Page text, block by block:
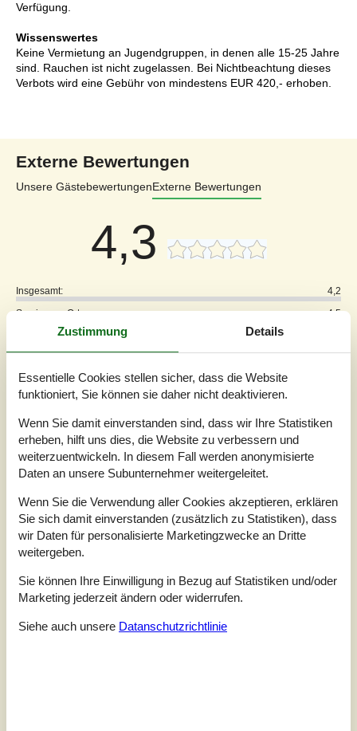
Verfügung.
Wissenswertes
Keine Vermietung an Jugendgruppen, in denen alle 15-25 Jahre
sind. Rauchen ist nicht zugelassen. Bei Nichtbeachtung dieses
Verbots wird eine Gebühr von mindestens EUR 420,- erhoben.
Externe Bewertungen
Unsere GästebewertungenExterne Bewertungen
4,3
Insgesamt:
4,2
Service vor Ort:
4,5
Preis-Leistung:
33 externe Bewertungen
5,0
Insgesamt: 5 Service vor Ort: 5 Preis-Leistung:
Lage:
5
Das Haus befindet sich in einer sehr schönen und ruhigen
Lage. Die Veranda ist sehr groß und durch ein kleines Türchen
zu schließen. Perfekt, wenn man einen Hund oder kleine Kinder
bei hat. Sonnenliegen und ein Tisch zum Verweilen stehen
bereit. Man kann dort wunderbar den Sonnenuntergang
Insgesamt: 3 Service vor Ort: 4
Zustimmung Details
Essentielle Cookies stellen sicher, dass die Website
funktioniert, Sie können sie daher nicht deaktivieren.
Wenn Sie damit einverstanden sind, dass wir Ihre Statistiken
erheben, hilft uns dies, die Website zu verbessern und
weiterzuentwickeln. In diesem Fall werden anonymisierte
Daten an unsere Subunternehmer weitergeleitet.
Wenn Sie die Verwendung aller Cookies akzeptieren, erklären
Sie sich damit einverstanden (zusätzlich zu Statistiken), dass
wir Daten für personalisierte Marketingzwecke an Dritte
weitergeben.
Sie können Ihre Einwilligung in Bezug auf Statistiken und/oder
Marketing jederzeit ändern oder widerrufen.
Siehe auch unsere Datanschutzrichtlinie